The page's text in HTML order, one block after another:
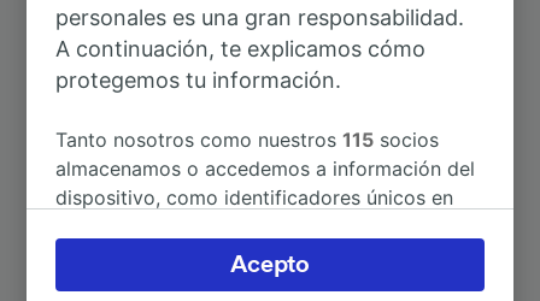
A Ratisbona 8min
A Deuerling 2min
personales es una gran responsabilidad.
A continuación, te explicamos cómo
protegemos tu información.
Tanto nosotros como nuestros115 socios
almacenamos o accedemos a información del
dispositivo, como identificadores únicos en
Puedes aceptar o administrar tus preferencias
haciendo clic abajo, incluido el derecho de
Acepto